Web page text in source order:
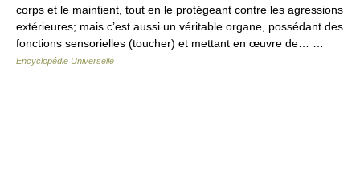
corps et le maintient, tout en le protégeant contre les agressions
extérieures; mais c’est aussi un véritable organe, possédant des
fonctions sensorielles (toucher) et mettant en œuvre de… …
Encyclopédie Universelle